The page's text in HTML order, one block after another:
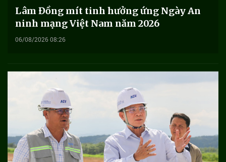
Lâm Đồng mít tinh hưởng ứng Ngày An
ninh mạng Việt Nam năm 2026
06/08/2026 08:26